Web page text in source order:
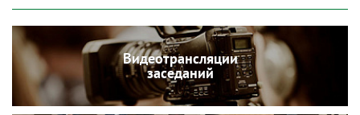
Видеотрансляции
заседаний